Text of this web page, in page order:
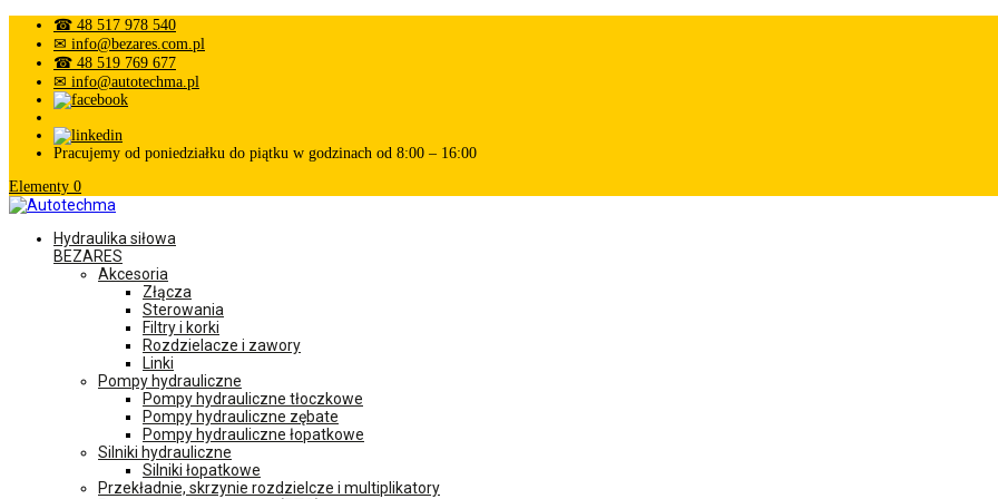
☎ 48 517 978 540
✉ info@bezares.com.pl
☎ 48 519 769 677
✉ info@autotechma.pl
Pracujemy od poniedziałku do piątku w godzinach od 8:00 – 16:00
Elementy 0
Hydraulika siłowa
BEZARES
Akcesoria
Złącza
Sterowania
Filtry i korki
Rozdzielacze i zawory
Linki
Pompy hydrauliczne
Pompy hydrauliczne tłoczkowe
Pompy hydrauliczne zębate
Pompy hydrauliczne łopatkowe
Silniki hydrauliczne
Silniki łopatkowe
Przekładnie, skrzynie rozdzielcze i multiplikatory